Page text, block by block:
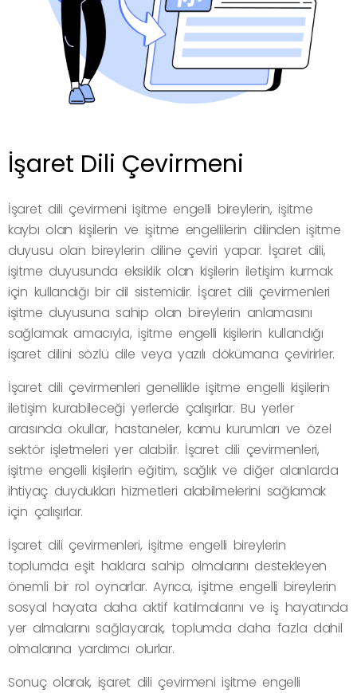
İşaret Dili Çevirmeni
İşaret dili çevirmeni işitme engelli bireylerin, işitme
kaybı olan kişilerin ve işitme engellilerin dilinden işitme
duyusu olan bireylerin diline çeviri yapar. İşaret dili,
işitme duyusunda eksiklik olan kişilerin iletişim kurmak
için kullandığı bir dil sistemidir. İşaret dili çevirmenleri
işitme duyusuna sahip olan bireylerin anlamasını
sağlamak amacıyla, işitme engelli kişilerin kullandığı
işaret dilini sözlü dile veya yazılı dökümana çevirirler.
İşaret dili çevirmenleri genellikle işitme engelli kişilerin
iletişim kurabileceği yerlerde çalışırlar. Bu yerler
arasında okullar, hastaneler, kamu kurumları ve özel
sektör işletmeleri yer alabilir. İşaret dili çevirmenleri,
işitme engelli kişilerin eğitim, sağlık ve diğer alanlarda
ihtiyaç duydukları hizmetleri alabilmelerini sağlamak
için çalışırlar.
İşaret dili çevirmenleri, işitme engelli bireylerin
toplumda eşit haklara sahip olmalarını destekleyen
önemli bir rol oynarlar. Ayrıca, işitme engelli bireylerin
sosyal hayata daha aktif katılmalarını ve iş hayatında
yer almalarını sağlayarak, toplumda daha fazla dahil
olmalarına yardımcı olurlar.
Sonuç olarak, işaret dili çevirmeni işitme engelli